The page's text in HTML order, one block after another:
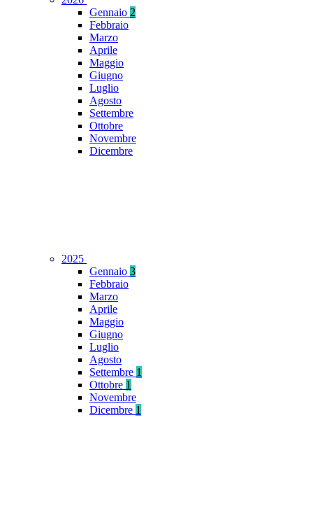
Gennaio 2
Febbraio
Marzo
Aprile
Maggio
Giugno
Luglio
Agosto
Settembre
Ottobre
Novembre
Dicembre
2025
Gennaio 3
Febbraio
Marzo
Aprile
Maggio
Giugno
Luglio
Agosto
Settembre 1
Ottobre 1
Novembre
Dicembre 1